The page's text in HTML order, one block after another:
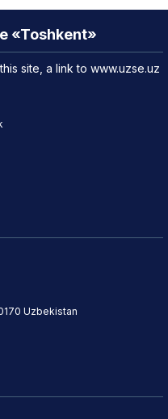
«Toshkent»
site, a link to www.uzse.uz
Uzbekistan